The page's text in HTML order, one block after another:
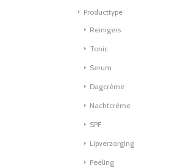
Producttype
Reinigers
Tonic
Serum
Dagcrème
Nachtcrème
SPF
Lipverzorging
Peeling